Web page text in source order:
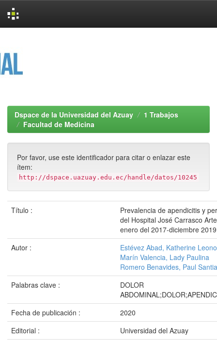
Dspace de la Universidad del Azuay
1 Trabajos
Facultad de Medicina
Por favor, use este identificador para citar o enlazar este
ítem:
http://dspace.uazuay.edu.ec/handle/datos/10245
Título :
Prevalencia de apendicitis y
del Hospital José Carrasco
enero del 2017-diciembre 2019
Autor :
Estévez Abad, Katherine
Marín Valencia, Lady Paulina
Romero Benavides, Paul
Palabras clave :
DOLOR
Fecha de publicación :
2020
Editorial :
Universidad del Azuay